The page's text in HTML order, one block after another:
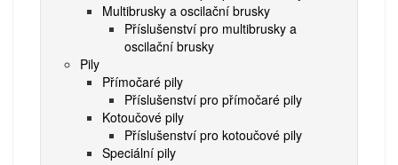
Multibrusky a oscilační brusky
Příslušenství pro multibrusky a
oscilační brusky
Pily
Přímočaré pily
Příslušenství pro přímočaré pily
Kotoučové pily
Příslušenství pro kotoučové pily
Speciální pily